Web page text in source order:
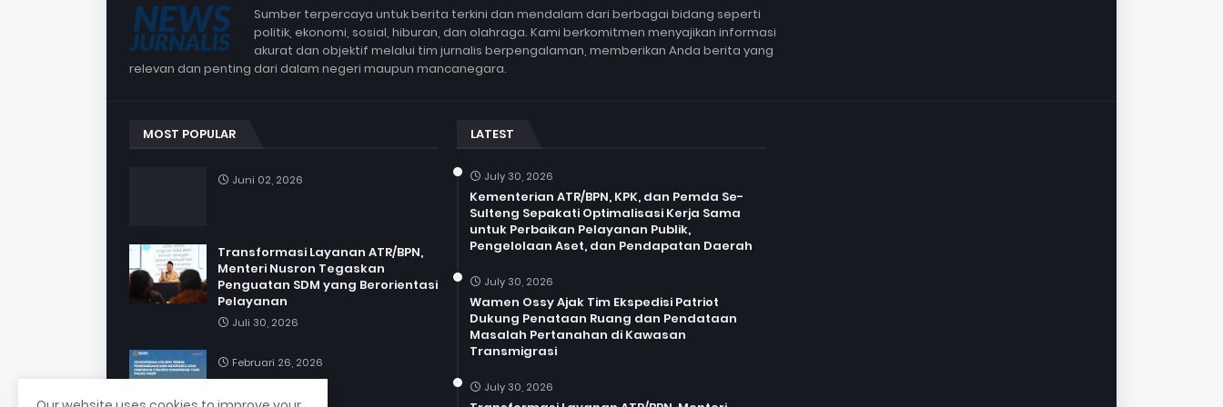
Sumber terpercaya untuk berita terkini dan mendalam dari berbagai bidang seperti
politik, ekonomi, sosial, hiburan, dan olahraga. Kami berkomitmen menyajikan informasi
akurat dan objektif melalui tim jurnalis berpengalaman, memberikan Anda berita yang
relevan dan penting dari dalam negeri maupun mancanegara.
MOST POPULAR
Juni 02, 2026
Transformasi Layanan ATR/BPN,
Menteri Nusron Tegaskan
Penguatan SDM yang Berorientasi
Pelayanan
Juli 30, 2026
Februari 26, 2026
LATEST
July 30, 2026
Kementerian ATR/BPN, KPK, dan Pemda Se-
Sulteng Sepakati Optimalisasi Kerja Sama
untuk Perbaikan Pelayanan Publik,
Pengelolaan Aset, dan Pendapatan Daerah
July 30, 2026
Wamen Ossy Ajak Tim Ekspedisi Patriot
Dukung Penataan Ruang dan Pendataan
Masalah Pertanahan di Kawasan
Transmigrasi
July 30, 2026